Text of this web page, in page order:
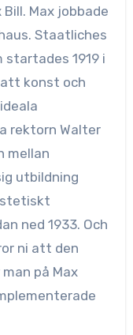
Max jobbade
Staatliches
startades 1919 i
konst och
rektorn Walter
mellan
utbildning
ned 1933. Och
ni att den
på Max